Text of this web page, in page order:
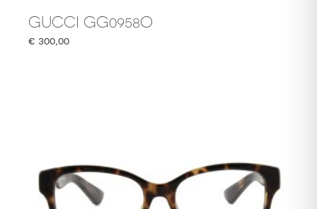
GUCCI GG0958O
€ 300,00